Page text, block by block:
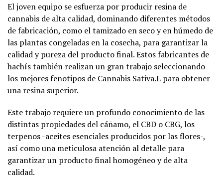
El joven equipo se esfuerza por producir resina de
cannabis de alta calidad, dominando diferentes métodos
de fabricación, como el tamizado en seco y en húmedo de
las plantas congeladas en la cosecha, para garantizar la
calidad y pureza del producto final. Estos fabricantes de
hachís también realizan un gran trabajo seleccionando
los mejores fenotipos de Cannabis Sativa.L para obtener
una resina superior.
Este trabajo requiere un profundo conocimiento de las
distintas propiedades del cáñamo, el CBD o CBG, los
terpenos -aceites esenciales producidos por las flores-,
así como una meticulosa atención al detalle para
garantizar un producto final homogéneo y de alta
calidad.